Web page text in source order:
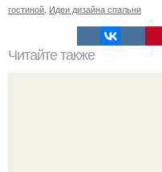
гостиной Идеи дизайна спальни
Читайте также